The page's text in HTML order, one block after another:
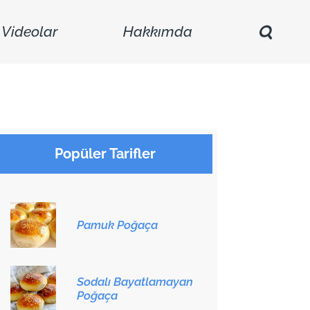
Videolar Hakkımda
Popüler Tarifler
Pamuk Poğaça
Sodalı Bayatlamayan
Poğaça